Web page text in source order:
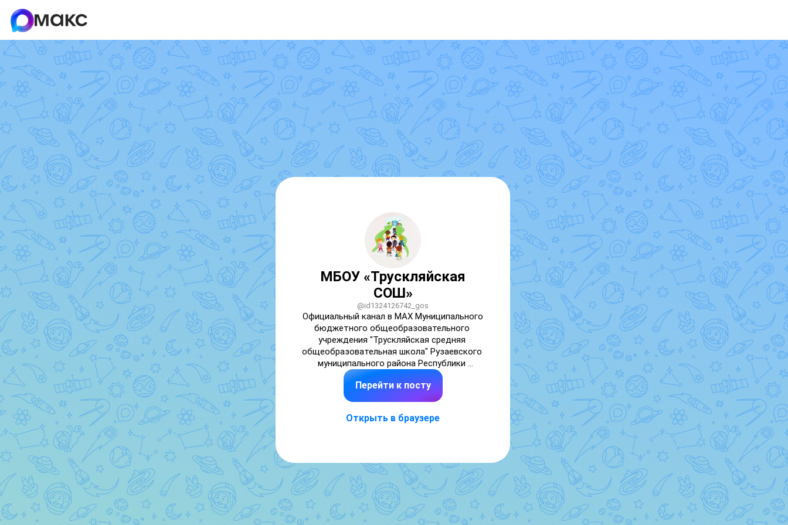
МБОУ «Трускляйская
СОШ»
@id1324126742_gos
Официальный канал в MAX Муниципального
бюджетного общеобразовательного
учреждения "Трускляйская средняя
общеобразовательная школа" Рузаевского
муниципального района Республики
Мордовия
Мы Вконтакте: https://vk.com/trusklschool
https://vk.com/firsttruschool
Перейти к посту
Открыть в браузере